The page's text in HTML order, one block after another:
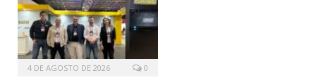
4 DE AGOSTO DE 2026 0